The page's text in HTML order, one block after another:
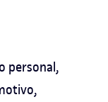
personal,